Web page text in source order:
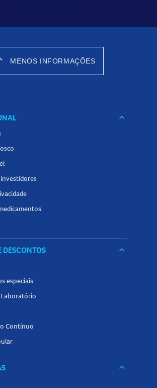
MENOS INFORMAÇÕES
keyboard_arrow_down
DESCONTOS keyboard_arrow_down
especiais
Contínuo
keyboard_arrow_down